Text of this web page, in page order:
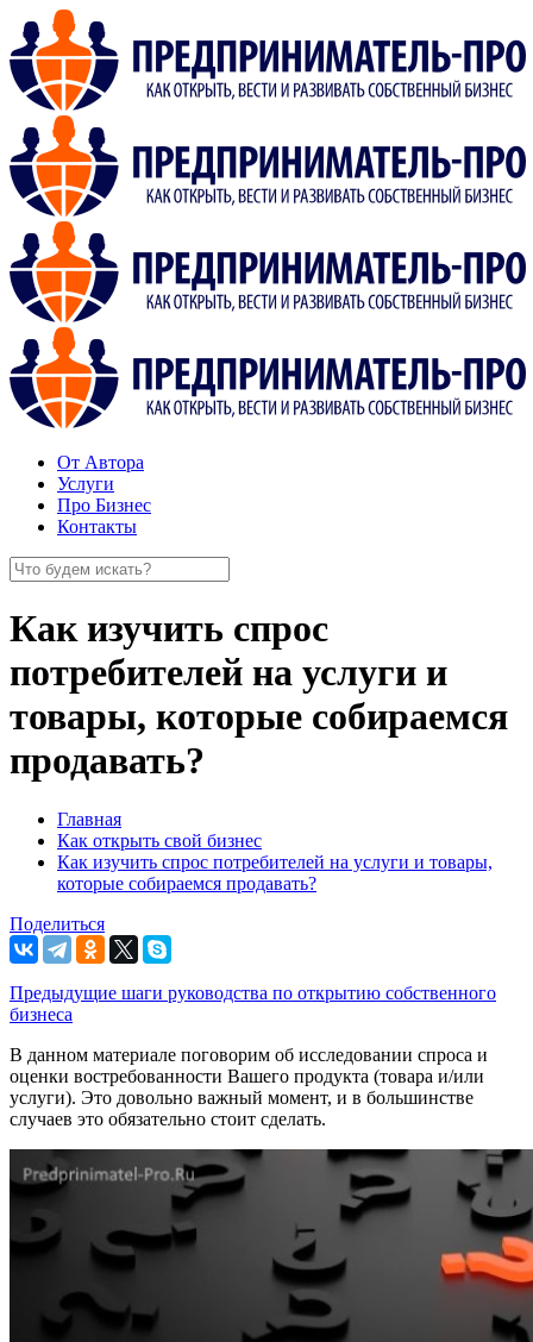
От Автора
Услуги
Про Бизнес
Контакты
Как изучить спрос
потребителей на услуги и
товары, которые собираемся
продавать?
Главная
Как открыть свой бизнес
Как изучить спрос потребителей на услуги и товары,
которые собираемся продавать?
Поделиться
Предыдущие шаги руководства по открытию собственного
бизнеса
В данном материале поговорим об исследовании спроса и
оценки востребованности Вашего продукта (товара и/или
услуги). Это довольно важный момент, и в большинстве
случаев это обязательно стоит сделать.